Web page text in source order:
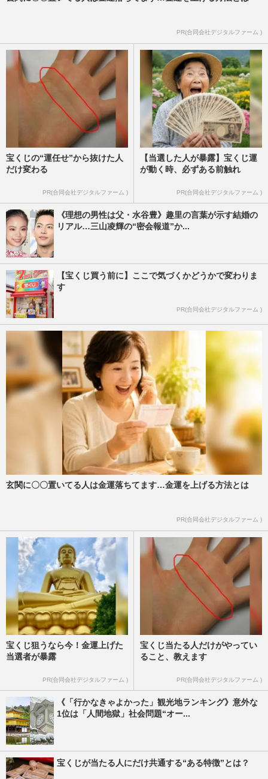
ryuchellや才賀紀左衛門、子育てアピール
PR(合同会社デジタルファーム )
宝くじの“運任せ”から抜けた人
だけ変わる
PR(合同会社デジタルファーム )
【当選した人が暴露】宝くじ運
が動く時、必ずある前触れ
PR(合同会社デジタルファーム )
《理想の男性は父・水谷豊》趣里の言葉が示す結婚の
リアル…三山凌輝の“密会報道”か...
【宝くじ買う前に】ここで気づくかどうかで変わりま
す
PR(合同会社デジタルファーム )
玄関に〇〇置いてる人は金運落ちてます…金運を上げる方法とは
PR(合同会社デジタルファーム )
宝くじ狙うなら今！金運上げた
当選者が暴露
PR(合同会社デジタルファーム )
宝くじ当たる人だけがやってい
ること、教えます
PR(合同会社デジタルファーム )
《「行かなきゃよかった」観光地ランキング》意外な
1位は「人間地獄」社会問題“オー...
宝くじが当たる人にだけ共通する“ある特徴”とは？